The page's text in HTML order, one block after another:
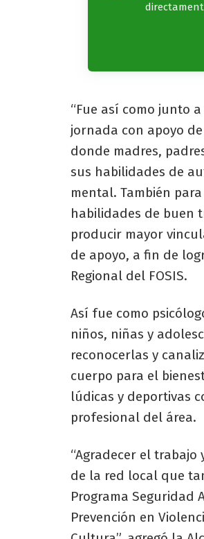
“Fue así como junto
jornada con apoyo
donde madres,
sus habilidades de
mental. También
habilidades de buen
producir mayor
de apoyo, a fin de
Regional del FOSIS.
Así fue como
niños, niñas y
reconocerlas y
cuerpo para el
lúdicas y deportivas
profesional del área.
“Agradecer el trabajo
de la red local que
Programa Seguridad
Prevención en